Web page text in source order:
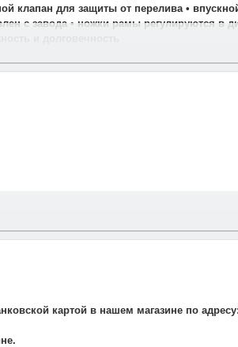
клапан для защиты от перелива •
с завода • ножки рамы регулируются в
и долговечность
Мы заранее оговариваем удобную дату
картой в нашем магазине по адресу: